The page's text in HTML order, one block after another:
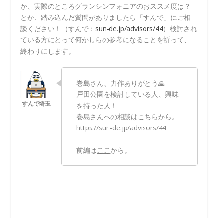
か、実際のところグランシンフォニアのおススメ度は？
とか、踏み込んだ質問がありましたら「すんで」にご相
談ください！（すんで： sun-de.jp/advisors/44）検討され
ている方にとって何かしらの参考になることを祈って、
終わりにします。
巻島さん、力作ありがとう🙏
戸田公園を検討している人、興味
を持った人！
巻島さんへの相談はこちらから。
https://sun-de.jp/advisors/44
前編はここから。